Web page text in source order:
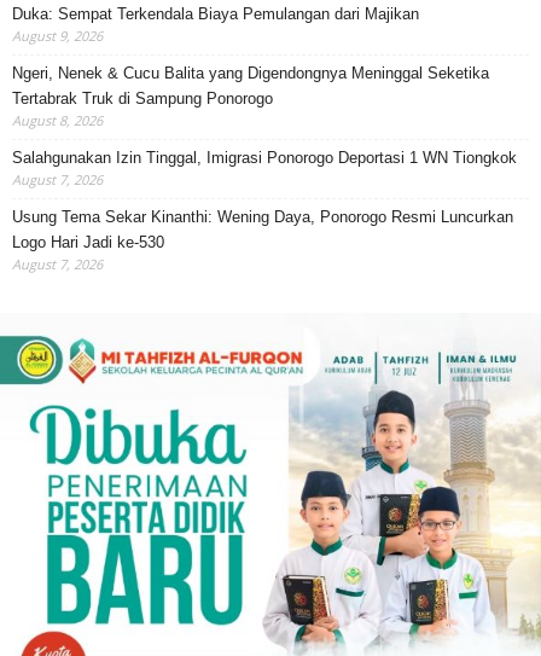
Duka: Sempat Terkendala Biaya Pemulangan dari Majikan
August 9, 2026
Ngeri, Nenek & Cucu Balita yang Digendongnya Meninggal Seketika
Tertabrak Truk di Sampung Ponorogo
August 8, 2026
Salahgunakan Izin Tinggal, Imigrasi Ponorogo Deportasi 1 WN Tiongkok
August 7, 2026
Usung Tema Sekar Kinanthi: Wening Daya, Ponorogo Resmi Luncurkan
Logo Hari Jadi ke-530
August 7, 2026